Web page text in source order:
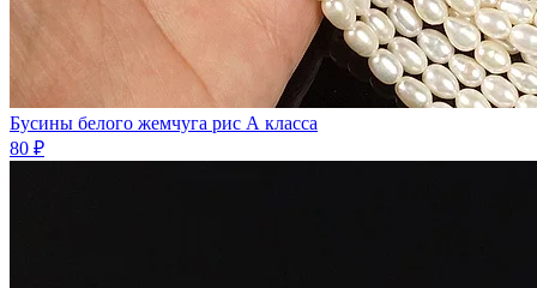
Бусины белого жемчуга рис А класса
80 ₽